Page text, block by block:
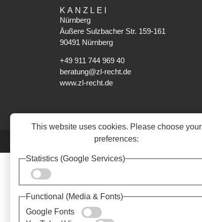
KANZLEI
Nürnberg
Äußere Sulzbacher Str. 159-161
90491 Nürnberg
+49 911 744 969 40
beratung@zl-recht.de
www.zl-recht.de
This website uses cookies. Please choose your
preferences:
Statistics (Google Services)
Functional (Media & Fonts)
Google Fonts